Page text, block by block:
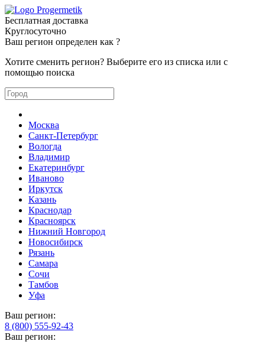
Бесплатная доставка
Круглосуточно
Ваш регион определен как ?
Хотите сменить регион? Выберите его из списка или с
помощью поиска
Москва
Санкт-Петербург
Вологда
Владимир
Екатеринбург
Иваново
Иркутск
Казань
Краснодар
Красноярск
Нижний Новгород
Новосибирск
Рязань
Самара
Сочи
Тамбов
Уфа
Ваш регион:
8 (800) 555-92-43
Ваш регион: